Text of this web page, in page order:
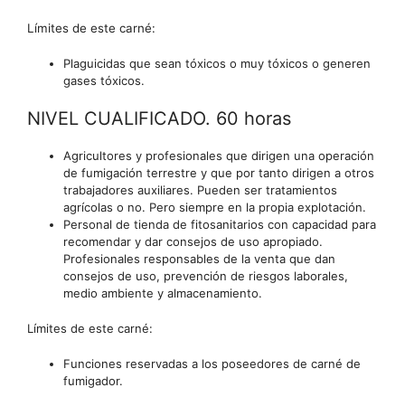
Límites de este carné:
Plaguicidas que sean tóxicos o muy tóxicos o generen
gases tóxicos.
NIVEL CUALIFICADO. 60 horas
Agricultores y profesionales que dirigen una operación
de fumigación terrestre y que por tanto dirigen a otros
trabajadores auxiliares. Pueden ser tratamientos
agrícolas o no. Pero siempre en la propia explotación.
Personal de tienda de fitosanitarios con capacidad para
recomendar y dar consejos de uso apropiado.
Profesionales responsables de la venta que dan
consejos de uso, prevención de riesgos laborales,
medio ambiente y almacenamiento.
Límites de este carné:
Funciones reservadas a los poseedores de carné de
fumigador.